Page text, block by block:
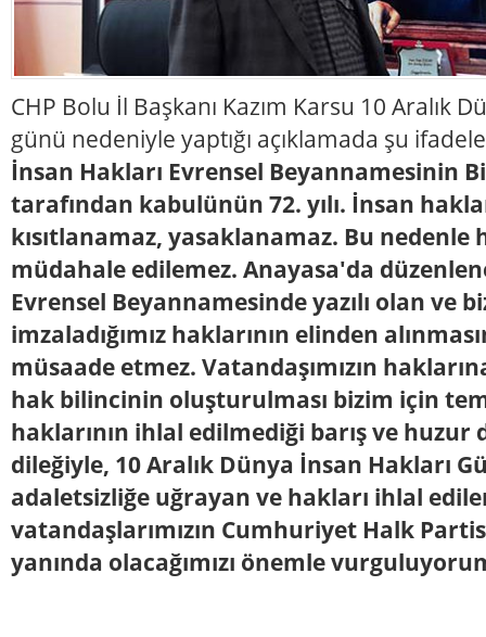
CHP Bolu İl Başkanı Kazım Karsu 10 Aralık
günü nedeniyle yaptığı açıklamada şu
İnsan Hakları Evrensel Beyannamesinin
tarafından kabulünün 72. yılı. İnsan
kısıtlanamaz, yasaklanamaz. Bu nedenle
müdahale edilemez. Anayasa'da
Evrensel Beyannamesinde yazılı olan ve
imzaladığımız haklarının elinden
müsaade etmez. Vatandaşımızın
hak bilincinin oluşturulması bizim için
haklarının ihlal edilmediği barış ve
dileğiyle, 10 Aralık Dünya İnsan Hakları
adaletsizliğe uğrayan ve hakları ihlal
vatandaşlarımızın Cumhuriyet Halk
yanında olacağımızı önemle